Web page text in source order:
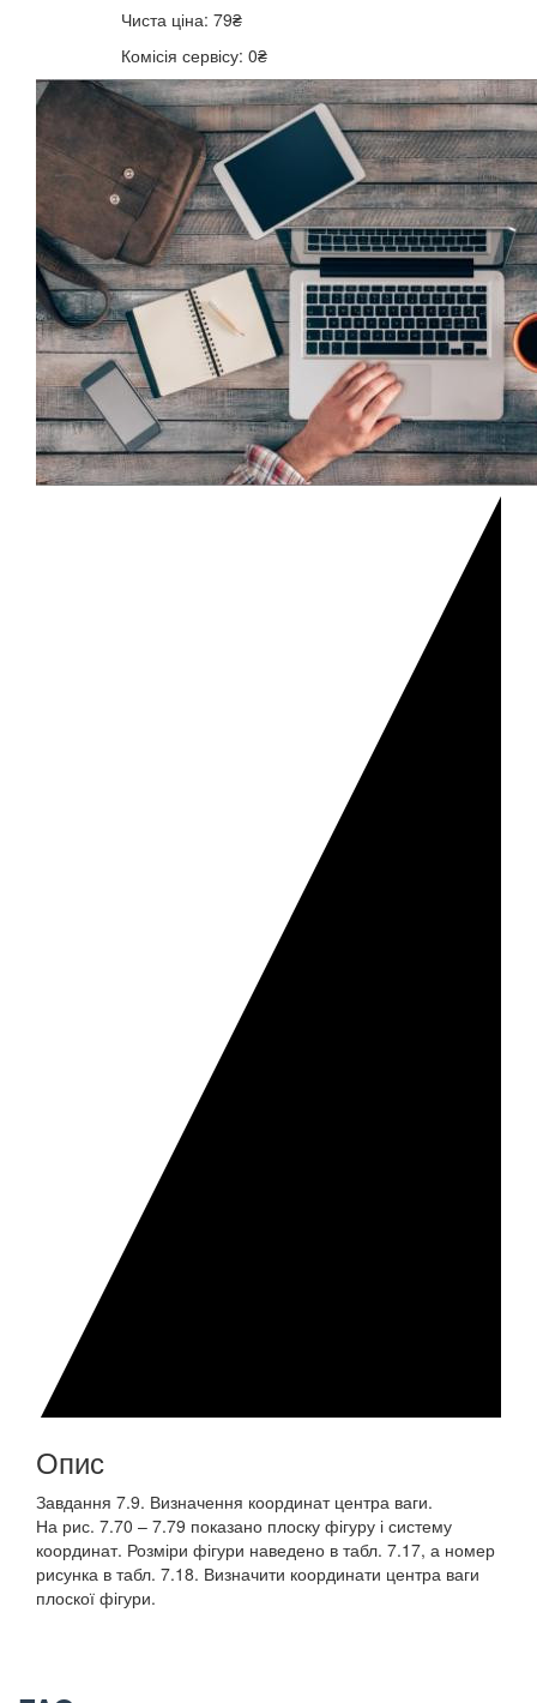
Чиста ціна: 79₴
Комісія сервісу: 0₴
Опис
Завдання 7.9. Визначення координат центра ваги.
На рис. 7.70 – 7.79 показано плоску фігуру і систему
координат. Розміри фігури наведено в табл. 7.17, а номер
рисунка в табл. 7.18. Визначити координати центра ваги
плоскої фігури.